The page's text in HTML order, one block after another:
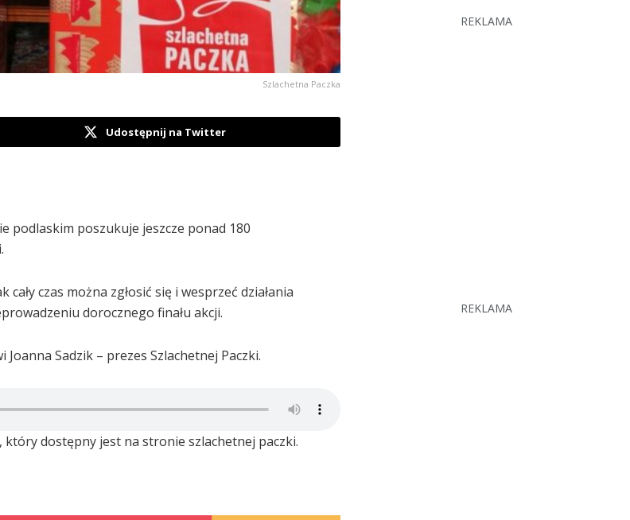
Szlachetna Paczka
Udostępnij na Twitter
podlaskim poszukuje jeszcze ponad 180
czas można zgłosić się i wesprzeć działania
dorocznego finału akcji.
Sadzik – prezes Szlachetnej Paczki.
który dostępny jest na stronie szlachetnej paczki.
REKLAMA
REKLAMA